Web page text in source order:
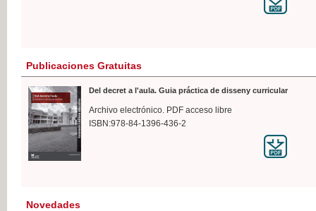
Publicaciones Gratuitas
Del decret a l'aula. Guia práctica de disseny curricular
Archivo electrónico. PDF acceso libre
ISBN:978-84-1396-436-2
Novedades